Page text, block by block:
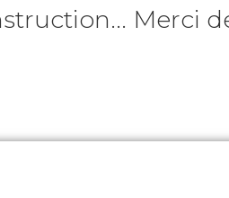
Merci